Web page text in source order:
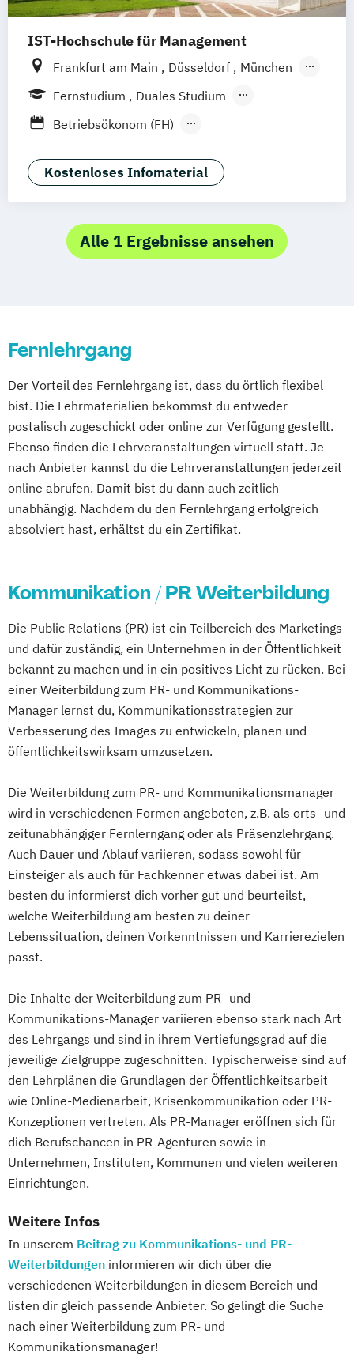
IST-Hochschule für Management
Frankfurt am Main Düsseldorf
München
Berlin
Hamburg Weil am Rhein
Fernstudium
Duales Studium
Fernlehrgang
Betriebsökonom (FH)
Business Administration (dual)
Digitalisierungsmanagement
Hotel- und Tourismusmarketing
Kommunikation & Eventmanagement
Kommunikation & Medienmanagement
Kommunikationsmanagement
Kommunikationsmanagement (dual)
Marketing Marketingökonom:in
Online-Marketing & Marketingmanagement
Online-Marketing & Marketingmanagement
(dual)
Vertriebsmanagement
Wirtschaftspsychologie
Kostenloses Infomaterial
Alle 1 Ergebnisse ansehen
Fernlehrgang
Der Vorteil des Fernlehrgang ist, dass du örtlich flexibel
bist. Die Lehrmaterialien bekommst du entweder
postalisch zugeschickt oder online zur Verfügung gestellt.
Ebenso finden die Lehrveranstaltungen virtuell statt. Je
nach Anbieter kannst du die Lehrveranstaltungen jederzeit
online abrufen. Damit bist du dann auch zeitlich
unabhängig. Nachdem du den Fernlehrgang erfolgreich
absolviert hast, erhältst du ein Zertifikat.
Kommunikation / PR Weiterbildung
Die Public Relations (PR) ist ein Teilbereich des Marketings
und dafür zuständig, ein Unternehmen in der Öffentlichkeit
bekannt zu machen und in ein positives Licht zu rücken. Bei
einer Weiterbildung zum PR- und Kommunikations-
Manager lernst du, Kommunikationsstrategien zur
Verbesserung des Images zu entwickeln, planen und
öffentlichkeitswirksam umzusetzen.
Die Weiterbildung zum PR- und Kommunikationsmanager
wird in verschiedenen Formen angeboten, z.B. als orts- und
zeitunabhängiger Fernlerngang oder als Präsenzlehrgang.
Auch Dauer und Ablauf variieren, sodass sowohl für
Einsteiger als auch für Fachkenner etwas dabei ist. Am
besten du informierst dich vorher gut und beurteilst,
welche Weiterbildung am besten zu deiner
Lebenssituation, deinen Vorkenntnissen und Karrierezielen
passt.
Die Inhalte der Weiterbildung zum PR- und
Kommunikations-Manager variieren ebenso stark nach Art
des Lehrgangs und sind in ihrem Vertiefungsgrad auf die
jeweilige Zielgruppe zugeschnitten. Typischerweise sind auf
den Lehrplänen die Grundlagen der Öffentlichkeitsarbeit
wie Online-Medienarbeit, Krisenkommunikation oder PR-
Konzeptionen vertreten. Als PR-Manager eröffnen sich für
dich Berufschancen in PR-Agenturen sowie in
Unternehmen, Instituten, Kommunen und vielen weiteren
Einrichtungen.
Weitere Infos
In unserem Beitrag zu Kommunikations- und PR-
Weiterbildungen informieren wir dich über die
verschiedenen Weiterbildungen in diesem Bereich und
listen dir gleich passende Anbieter. So gelingt die Suche
nach einer Weiterbildung zum PR- und
Kommunikationsmanager!